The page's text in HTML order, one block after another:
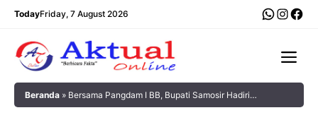
Langsung
TodayFriday, 7 August 2026
Beranda » Bersama Pangdam I BB, Bupati Samosir Hadiri